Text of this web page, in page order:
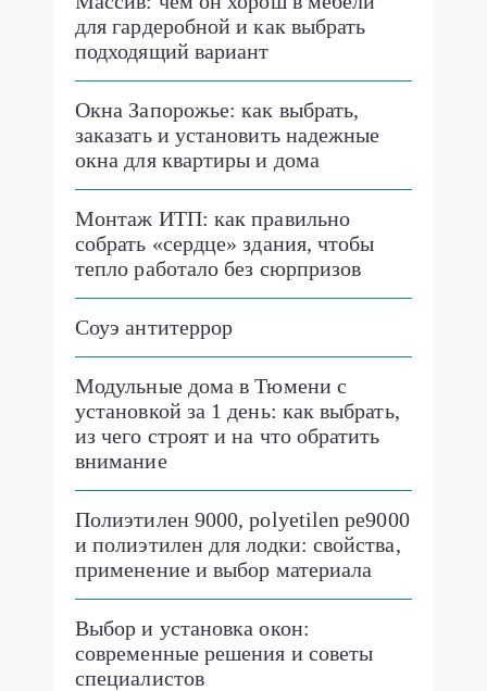
для гардеробной и как выбрать
подходящий вариант
Окна Запорожье: как выбрать,
заказать и установить надежные
окна для квартиры и дома
Монтаж ИТП: как правильно
собрать «сердце» здания, чтобы
тепло работало без сюрпризов
Соуэ антитеррор
Модульные дома в Тюмени с
установкой за 1 день: как выбрать,
из чего строят и на что обратить
внимание
Полиэтилен 9000, polyetilen pe9000
и полиэтилен для лодки: свойства,
применение и выбор материала
Выбор и установка окон:
современные решения и советы
специалистов